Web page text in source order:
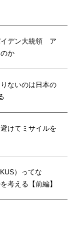
イデン大統領 ア
か
ないのは日本の
けてミサイルを
）ってな
考える【前編】